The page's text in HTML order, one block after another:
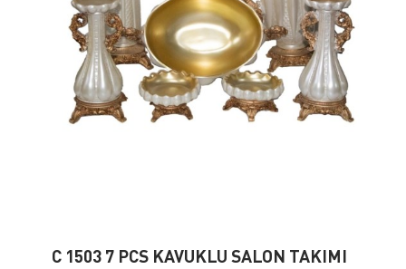
C 1503 7 PCS KAVUKLU SALON TAKIMI